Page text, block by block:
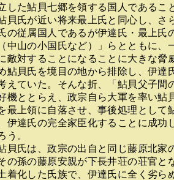
した鮎貝七郷を領する国人であるこ
貝氏が近い将来最上氏と同心し、さ
の従属国人であるが伊達氏・最上氏
中山の小国氏など）」らとともに、
敵対することになることに大きな脅
鮎貝氏を境目の地から排除し、伊達
えていた。そんな折、「鮎貝父子間
機ととらえ、政宗自ら大軍を率い鮎
最上領に自落させ、事後処理として
伊達氏の完全家臣化することに成功
う。
貝氏は、政宗の出自と同じ藤原北家
の孫の藤原安親が下長井荘の荘官と
着化した氏族で、伊達氏に全く劣ら